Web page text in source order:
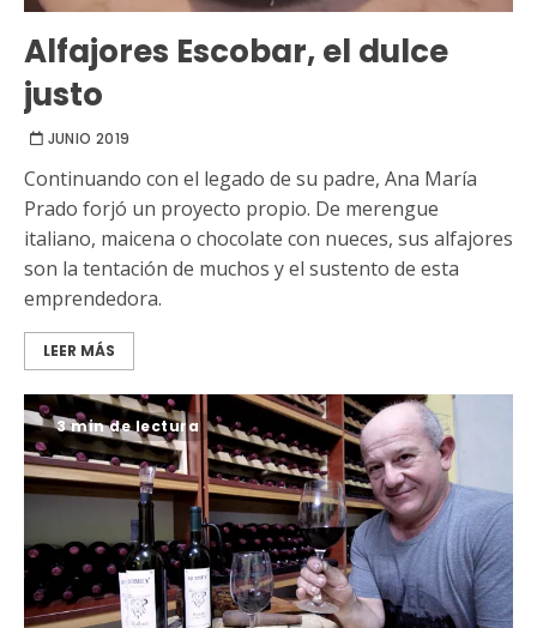
Alfajores Escobar, el dulce
justo
JUNIO 2019
Continuando con el legado de su padre, Ana María
Prado forjó un proyecto propio. De merengue
italiano, maicena o chocolate con nueces, sus alfajores
son la tentación de muchos y el sustento de esta
emprendedora.
LEER MÁS
3 min de lectura